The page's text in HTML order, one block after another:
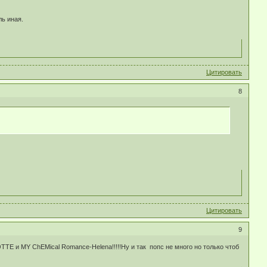
иная.
Цитировать
8
Цитировать
9
и MY ChEMical Romance-Helena!!!!!Ну и так попс не много но только чтоб